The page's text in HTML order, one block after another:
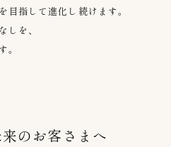
指して進化し続けます。
しを、
のお客さまへ